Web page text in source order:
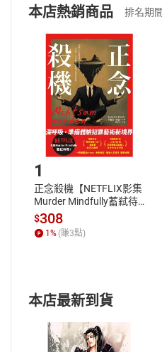
(二)消費者訂購本
且已下載/存取電子
退貨方式：您欲取消
貨」，本店鋪將依您
請注意，樂天市場須
挑選商品
Choose
購書後，如何開
Step1.選擇閱
本店熱銷商品 排名期
1
正念殺機【NETFLIX影集
Murder Mindfully蓄弒待
發】【電子書】
$308
1% (賺3點)
本店最新到貨